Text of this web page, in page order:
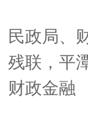
民政局、
残联，平
财政金融